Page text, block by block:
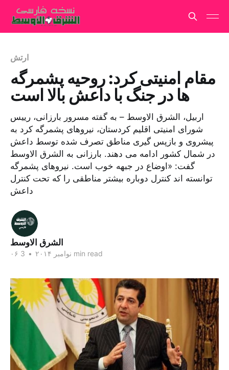
ارتش
مقام امنیتی کرد: روحیه پشمرگه
ها در جنگ با داعش بالا است
اربیل، الشرق الاوسط – به گفته مسرور بارزانی، رییس
شورای امنیتی اقلیم کردستان، نیروهای پشمرگه کرد به
پیشروی و بازپس گیری مناطق تصرف شده توسط داعش
در شمال کشور ادامه می دهند. بارزانی به الشرق الاوسط
گفت: «اوضاع در جبهه خوب است. نیروهای پشمرگه
توانسته اند کنترل دوباره بیشتر مناطقی را که تحت کنترل
داعش
الشرق الاوسط
۰۶ نوامبر ۲۰۱۴ • 3 min read